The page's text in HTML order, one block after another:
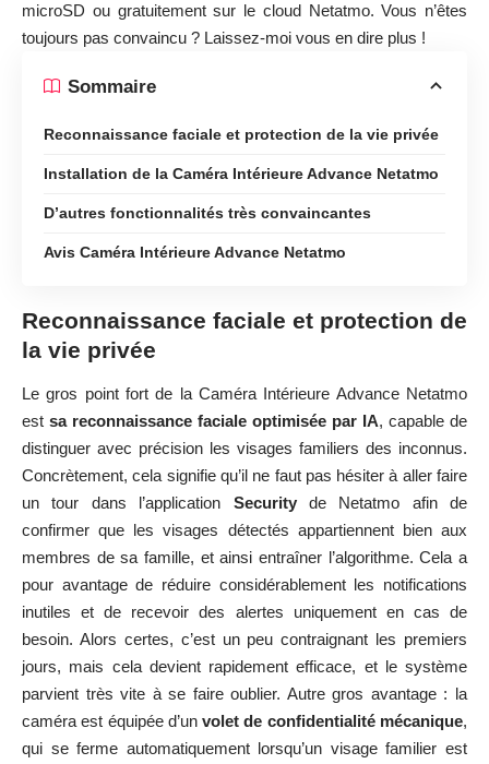
microSD ou gratuitement sur le cloud Netatmo. Vous n’êtes
toujours pas convaincu ? Laissez-moi vous en dire plus !
Sommaire
Reconnaissance faciale et protection de la vie privée
Installation de la Caméra Intérieure Advance Netatmo
D’autres fonctionnalités très convaincantes
Avis Caméra Intérieure Advance Netatmo
Reconnaissance faciale et protection de
la vie privée
Le gros point fort de la Caméra Intérieure Advance Netatmo
est sa reconnaissance faciale optimisée par IA, capable de
distinguer avec précision les visages familiers des inconnus.
Concrètement, cela signifie qu’il ne faut pas hésiter à aller faire
un tour dans l’application Securityde Netatmo afin de
confirmer que les visages détectés appartiennent bien aux
membres de sa famille, et ainsi entraîner l’algorithme. Cela a
pour avantage de réduire considérablement les notifications
inutiles et de recevoir des alertes uniquement en cas de
besoin. Alors certes, c’est un peu contraignant les premiers
jours, mais cela devient rapidement efficace, et le système
parvient très vite à se faire oublier. Autre gros avantage : la
caméra est équipée d’unvolet de confidentialité mécanique,
qui se ferme automatiquement lorsqu’un visage familier est